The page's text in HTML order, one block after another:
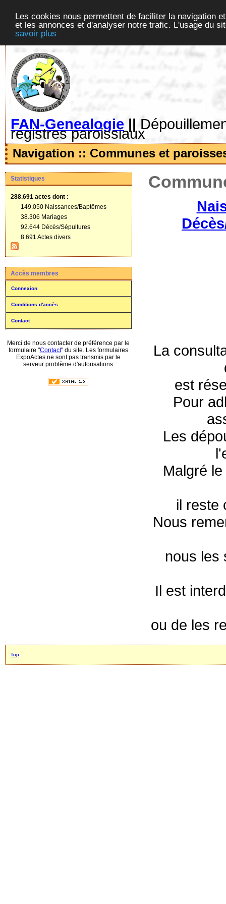
Les cookies nous permettent de faciliter la navigation
et les annonces et d'analyser notre trafic. L'usage du
savoir plus
FAN-Genealogie ||
registres paroissiaux
Navigation :: Communes et
Statistiques
288.691 actes dont :
149.050 Naissances/Baptêmes
38.306 Mariages
92.644 Décès/Sépultures
8.691 Actes divers
Accès membres
Connexion
Conditions d'accès
Contact
Merci de nous contacter de préférence par le
formulaire "Contact" du site. Les formulaires
ExpoActes ne sont pas transmis par le
serveur problème d'autorisations
La
est
Pour
Les
Malgré
il reste
Nous
nous les
Il est
ou de les
Top